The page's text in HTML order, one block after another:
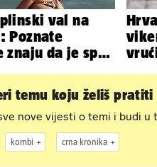
val na
Poznate
znaju da je spas
temu koju želiš pratiti
nove vijesti o temi i budi u
kombi crna kronika